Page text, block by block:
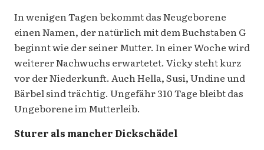
In wenigen Tagen bekommt das Neugeborene
einen Namen, der natürlich mit dem Buchstaben G
beginnt wie der seiner Mutter. In einer Woche wird
weiterer Nachwuchs erwartetet. Vicky steht kurz
vor der Niederkunft. Auch Hella, Susi, Undine und
Bärbel sind trächtig. Un­gefähr 310 Tage bleibt das
Un­geborene im Mutterleib.
Sturer als mancher Dickschädel